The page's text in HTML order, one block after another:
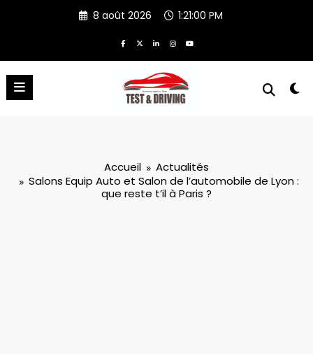
8 août 2026 1:21:02 PM
Accueil
Actualités
Salons Equip Auto et Salon de l’automobile de Lyon :
que reste t’il à Paris ?